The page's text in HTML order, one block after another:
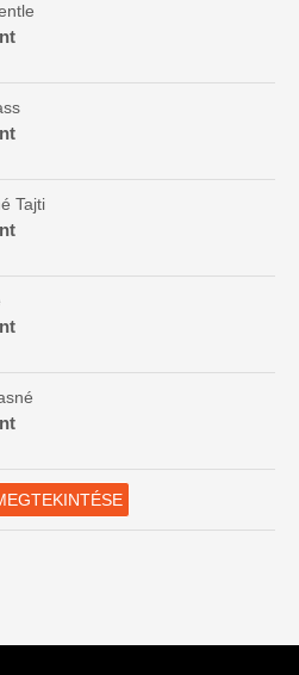
Tajti